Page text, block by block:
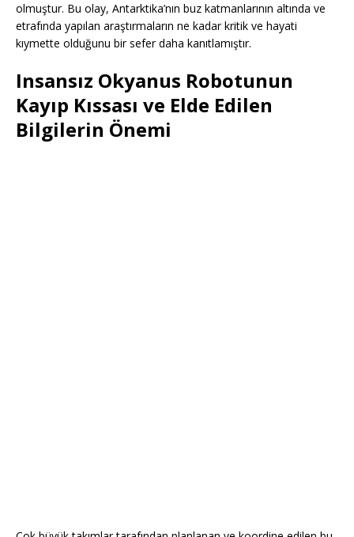
olmuştur. Bu olay, Antarktika’nın buz katmanlarının altında ve
etrafında yapılan araştırmaların ne kadar kritik ve hayati
kıymette olduğunu bir sefer daha kanıtlamıştır.
Insansız Okyanus Robotunun
Kayıp Kıssası ve Elde Edilen
Bilgilerin Önemi